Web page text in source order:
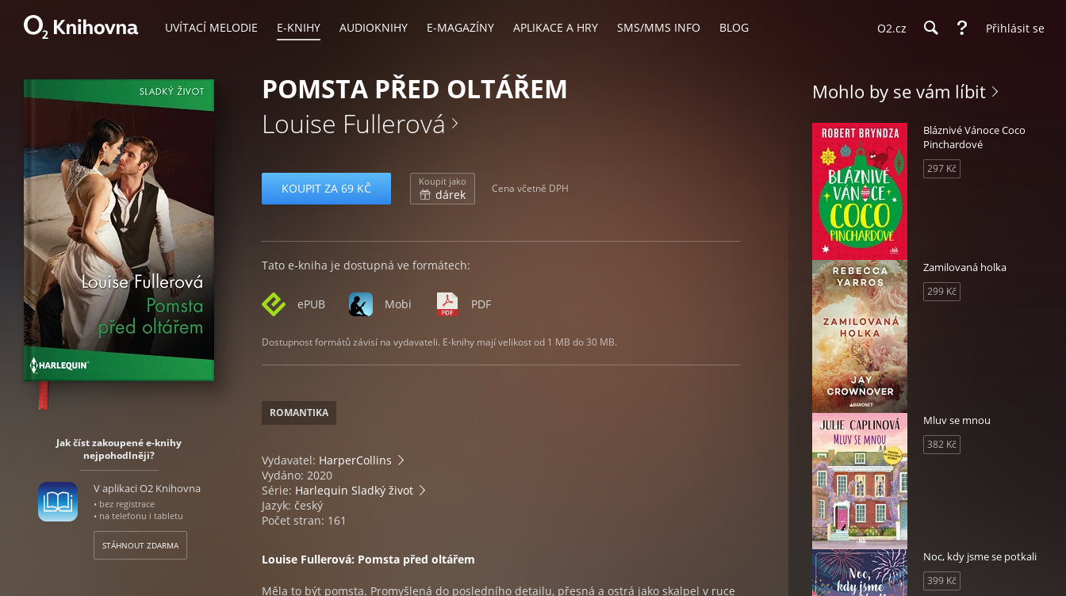
UVÍTACÍ MELODIE E-KNIHY AUDIOKNIHY E-MAGAZÍNY APLIKACE A HRY SMS/MMS INFO BLOG O2.cz Přihlásit se
Jak číst zakoupené e-knihy
nejpohodlněji?
V aplikaci O2 Knihovna
• bez registrace
• na telefonu i tabletu
STÁHNOUT ZDARMA
POMSTA PŘED OLTÁŘEM
Louise Fullerová
KOUPIT ZA 69 KČ Koupit jako
dárek Cena včetně DPH
Tato e-kniha je dostupná ve formátech:
ePUB Mobi PDF
Dostupnost formátů závisí na vydavateli. E-knihy mají velikost od 1 MB do 30 MB.
ROMANTIKA
Vydavatel: HarperCollins
Vydáno: 2020
Série: Harlequin Sladký život
Jazyk: český
Počet stran: 161
Louise Fullerová: Pomsta před oltářem
Měla to být pomsta. Promyšlená do posledního detailu, přesná a ostrá jako skalpel v ruce
Mohlo by se vám líbit
Bláznivé Vánoce Coco
Pinchardové
297 Kč
Zamilovaná holka
299 Kč
Mluv se mnou
382 Kč
Noc, kdy jsme se potkali
399 Kč